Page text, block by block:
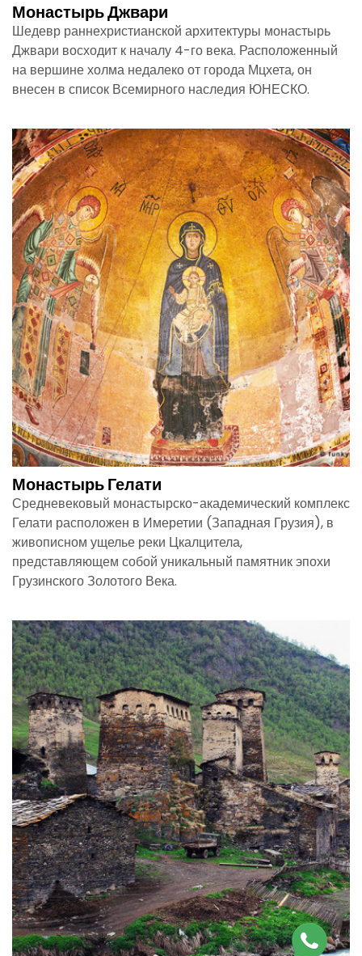
Монастырь Джвари
Шедевр раннехристианской архитектуры монастырь
Джвари восходит к началу 4-го века. Расположенный
на вершине холма недалеко от города Мцхета, он
внесен в список Всемирного наследия ЮНЕСКО.
Монастырь Гелати
Средневековый монастырско-академический комплекс
Гелати расположен в Имеретии (Западная Грузия), в
живописном ущелье реки Цкалцитела,
представляющем собой уникальный памятник эпохи
Грузинского Золотого Века.